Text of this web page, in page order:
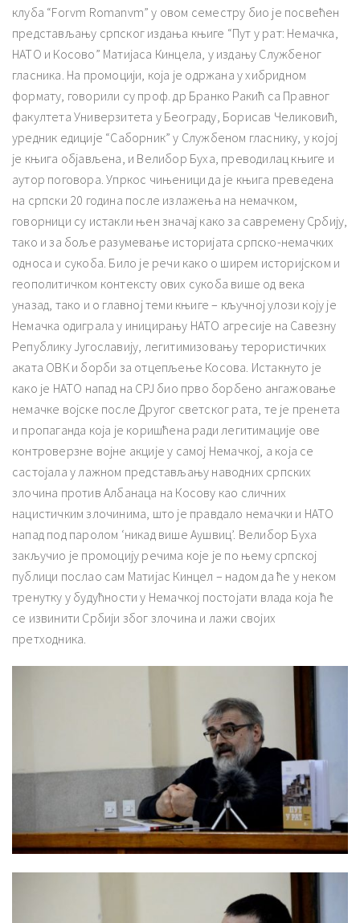
клуба “Forvm Romanvm” у овом семестру био је посвећен
представљању српског издања књиге “Пут у рат: Немачка,
НАТО и Косово” Матијаса Кинцела, у издању Службеног
гласника. На промоцији, која је одржана у хибридном
формату, говорили су проф. др Бранко Ракић са Правног
факултета Универзитета у Београду, Борисав Челиковић,
уредник едиције “Саборник” у Службеном гласнику, у којој
је књига објављена, и Велибор Буха, преводилац књиге и
аутор поговора. Упркос чињеници да је књига преведена
на српски 20 година после излажења на немачком,
говорници су истакли њен значај како за савремену Србију,
тако и за боље разумевање историјата српско-немачких
односа и сукоба. Било је речи како о ширем историјском и
геополитичком контексту ових сукоба више од века
уназад, тако и о главној теми књиге – кључној улози коју је
Немачка одиграла у иницирању НАТО агресије на Савезну
Републику Југославију, легитимизовању терористичких
аката ОВК и борби за отцепљење Косова. Истакнуто је
како је НАТО напад на СРЈ био прво борбено ангажовање
немачке војске после Другог светског рата, те је пренета
и пропаганда која је коришћена ради легитимације ове
контроверзне војне акције у самој Немачкој, а која се
састојала у лажном представљању наводних српских
злочина против Албанаца на Косову као сличних
нацистичким злочинима, што је правдало немачки и НАТО
напад под паролом ‘никад више Аушвиц’. Велибор Буха
закључио је промоцију речима које је по њему српској
публици послао сам Матијас Кинцел – надом да ће у неком
тренутку у будућности у Немачкој постојати влада која ће
се извинити Србији због злочина и лажи својих
претходника.